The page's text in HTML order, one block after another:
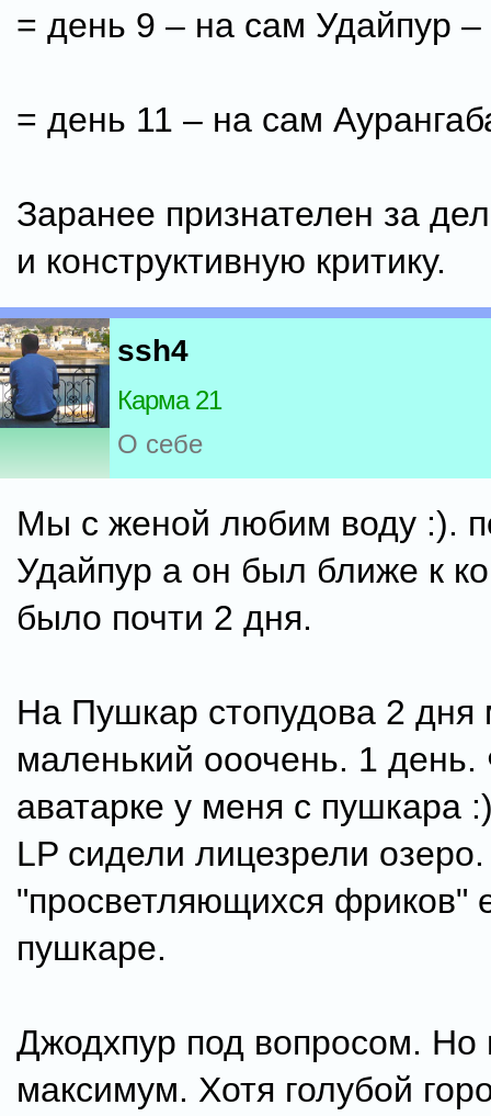
= день 9 – на сам Удайпур
= день 11 – на сам
Заранее признателен за
и конструктивную критику.
ssh4
Карма 21
О себе
Мы с женой любим воду :).
Удайпур а он был ближе к
было почти 2 дня.
На Пушкар стопудова 2 дня
маленький ооочень. 1 день.
аватарке у меня с пушкара
LP сидели лицезрели
"просветляющихся фриков"
пушкаре.
Джодхпур под вопросом. Но
максимум. Хотя голубой